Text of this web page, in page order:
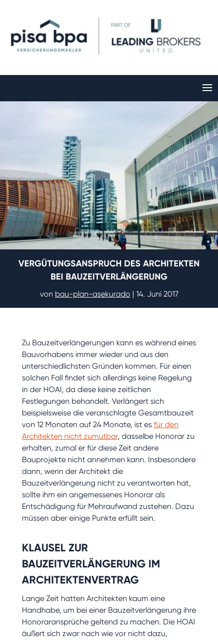
VERGÜTUNGSANSPRUCH DES ARCHITEKTEN
BEI BAUZEITVERLÄNGERUNG
von bau-plan-asekurado | 14. Juni 2017
Zu Bauzeitverlängerungen kann es während eines
Bauvorhabens immer wieder und aus den
unterschiedlichsten Gründen kommen. Für einen
solchen Fall findet sich allerdings keine Regelung
in der HOAI, da diese keine zeitlichen
Festlegungen behandelt. Verlängert sich
beispielsweise die veranschlagte Gesamtbauzeit
von 12 Monaten auf 24 Monate, ist es für den
Architekten nicht zumutbar, dasselbe Honorar zu
erhalten, zumal er für diese Zeit andere
Bauprojekte nicht annehmen kann. Insbesondere
dann, wenn der Architekt die
Bauzeitverlängerung nicht zu verantworten hat,
sollte ihm ein angemessenes Honorar als
Entschädigung für Mehraufwand zustehen. Dazu
müssen aber einige Punkte erfüllt sein.
KLAUSEL ZUR
BAUZEITVERLÄNGERUNG IM
ARCHITEKTENVERTRAG
Lange Zeit hatten Architekten kaum eine
Handhabe, um bei einer Bauzeitverlängerung ihre
Honoraransprüche geltend zu machen. Die HOAI
äußert sich zwar nach wie vor nicht dazu,